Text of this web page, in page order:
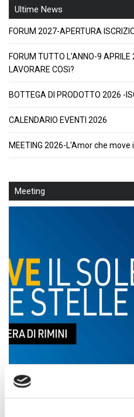
Ultime News
FORUM 2027-APERTURA
FORUM TUTTO L'ANNO-9 APRILE
LAVORARE COSì?
BOTTEGA DI PRODOTTO 2026 -
CALENDARIO EVENTI 2026
MEETING 2026-L'Amor che
Meeting